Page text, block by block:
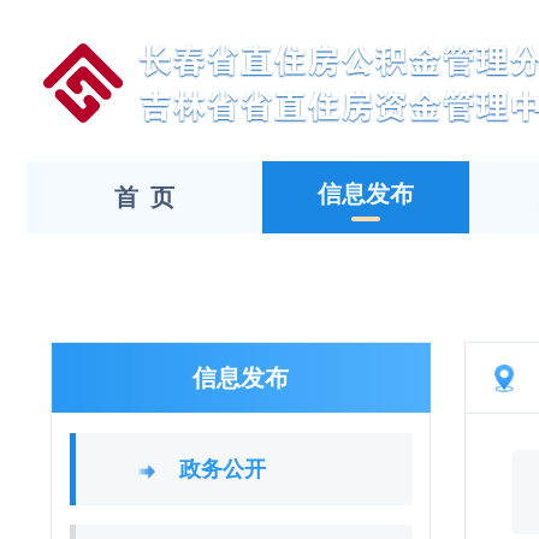
首 页 信息发布
信息发布
政务公开